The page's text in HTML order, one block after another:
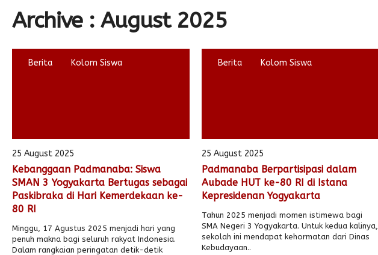
Archive : August 2025
Berita Kolom Siswa
25 August 2025
Kebanggaan Padmanaba: Siswa
SMAN 3 Yogyakarta Bertugas sebagai
Paskibraka di Hari Kemerdekaan ke-
80 RI
Minggu, 17 Agustus 2025 menjadi hari yang
penuh makna bagi seluruh rakyat Indonesia.
Dalam rangkaian peringatan detik-detik
Berita Kolom Siswa
25 August 2025
Padmanaba Berpartisipasi dalam
Aubade HUT ke-80 RI di Istana
Kepresidenan Yogyakarta
Tahun 2025 menjadi momen istimewa bagi
SMA Negeri 3 Yogyakarta. Untuk kedua kalinya,
sekolah ini mendapat kehormatan dari Dinas
Kebudayaan..